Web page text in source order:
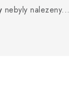
nebyly nalezeny...